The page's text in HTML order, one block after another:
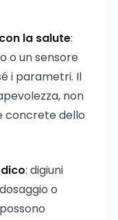
la salute:
o un sensore
i parametri. Il
non
concrete dello
: digiuni
o